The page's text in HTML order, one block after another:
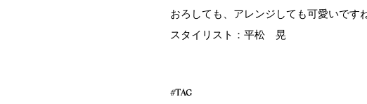
おろしても、アレンジしても可愛いです
スタイリスト：平松 晃
#TAG